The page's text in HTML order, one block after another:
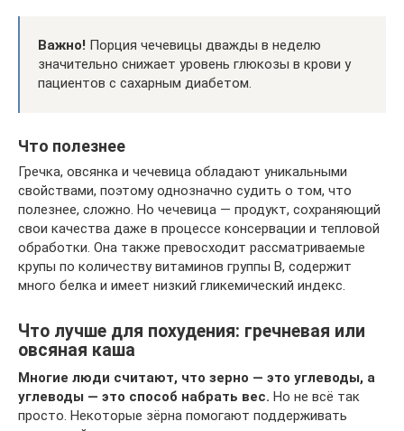
Важно! Порция чечевицы дважды в неделю
значительно снижает уровень глюкозы в крови у
пациентов с сахарным диабетом.
Что полезнее
Гречка, овсянка и чечевица обладают уникальными
свойствами, поэтому однозначно судить о том, что
полезнее, сложно. Но чечевица — продукт, сохраняющий
свои качества даже в процессе консервации и тепловой
обработки. Она также превосходит рассматриваемые
крупы по количеству витаминов группы В, содержит
много белка и имеет низкий гликемический индекс.
Что лучше для похудения: гречневая или
овсяная каша
Многие люди считают, что зерно — это углеводы, а
углеводы — это способ набрать вес. Но не всё так
просто. Некоторые зёрна помогают поддерживать